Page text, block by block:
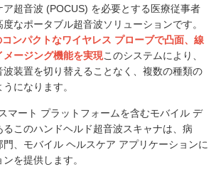
ア超音波 (POCUS) を必要とする医療従事者
なポータブル超音波ソリューションです。
コンパクトなワイヤレス プローブで凸面、線
ージング機能を実現このシステムにより、
装置を切り替えることなく、複数の種類の
になります。
マート プラットフォームを含むモバイル デ
このハンドヘルド超音波スキャナは、病
門、モバイル ヘルスケア アプリケーションに
を提供します。